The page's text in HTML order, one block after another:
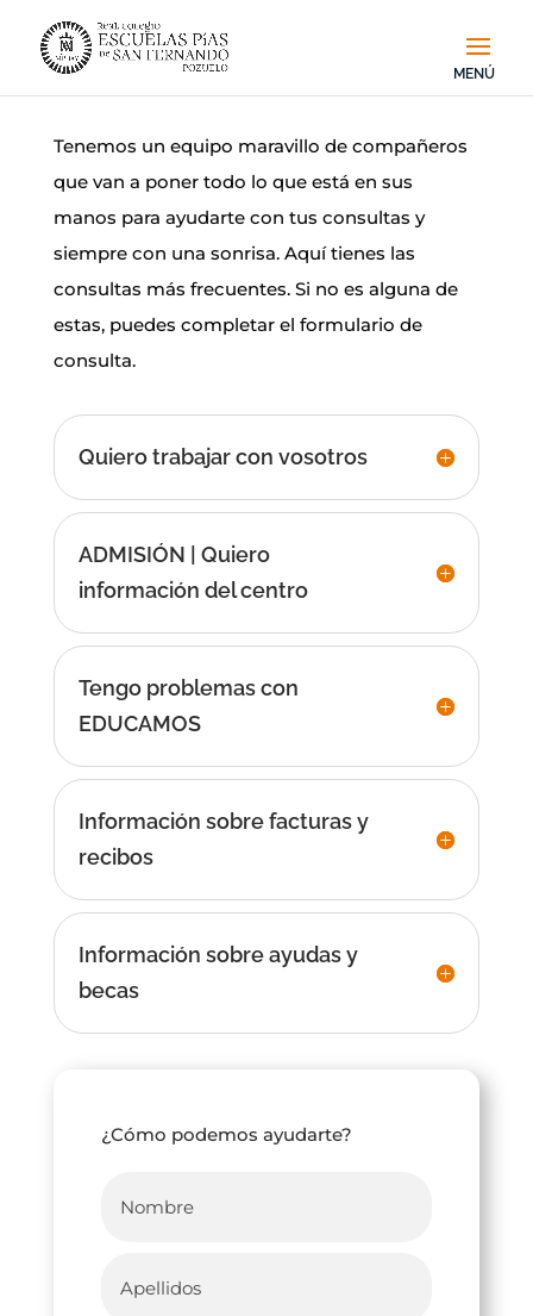
Tenemos un equipo maravillo de compañeros
que van a poner todo lo que está en sus
manos para ayudarte con tus consultas y
siempre con una sonrisa. Aquí tienes las
consultas más frecuentes. Si no es alguna de
estas, puedes completar el formulario de
consulta.
Quiero trabajar con vosotros
ADMISIÓN | Quiero
información del centro
Tengo problemas con
EDUCAMOS
Información sobre facturas y
recibos
Información sobre ayudas y
becas
¿Cómo podemos ayudarte?